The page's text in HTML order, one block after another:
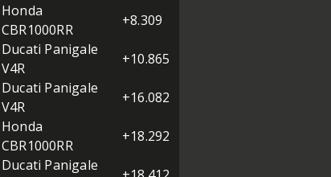
Honda
CBR1000RR
+8.309
Ducati Panigale
V4R
+10.865
Ducati Panigale
V4R
+16.082
Honda
CBR1000RR
+18.292
Ducati Panigale